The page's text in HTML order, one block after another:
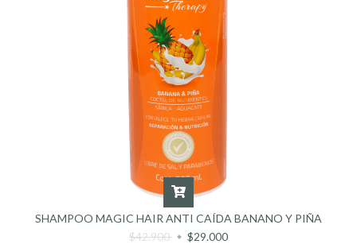
SHAMPOO MAGIC HAIR ANTI CAÍDA BANANO Y PIÑA
$42.900
$29.000